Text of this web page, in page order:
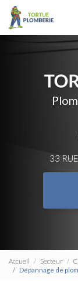
Aller
contenu
33
Accueil Secteur
Dépannage de